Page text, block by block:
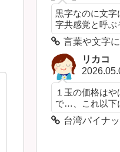
黒字なのに文字
字共感覚と呼ぶ
言葉や文字
リカコ
１玉の価格は
で…、これ以下
台湾パイナ